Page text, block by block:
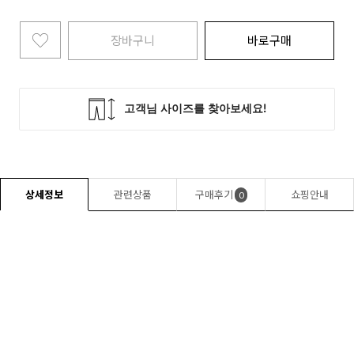
장바구니 바로구매
상세정보 관련상품 구매후기 0 쇼핑안내